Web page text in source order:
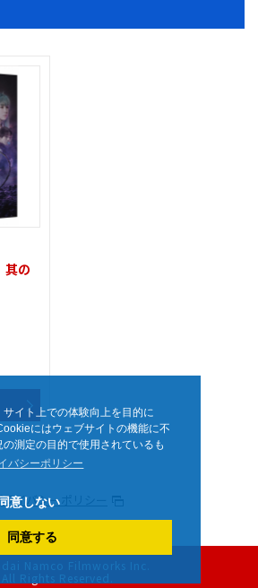
イト上での体験向上を目的に
にはウェブサイトの機能に不
測定の目的で使用されているも
バシーポリシー
同意しない
同意する
の
ライバシーポリシー
Namco Filmworks Inc.
All Rights Reserved.